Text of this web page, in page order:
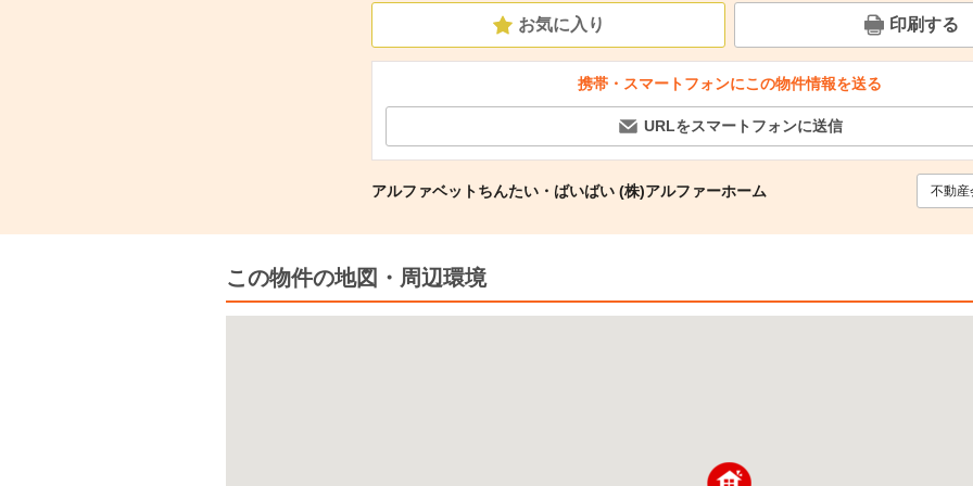
お気に入り 印刷する
携帯・スマートフォンにこの物件情報を送る
URLをスマートフォンに送信
アルファベットちんたい・ばいばい (株)アルファーホーム 不動産
この物件の地図・周辺環境